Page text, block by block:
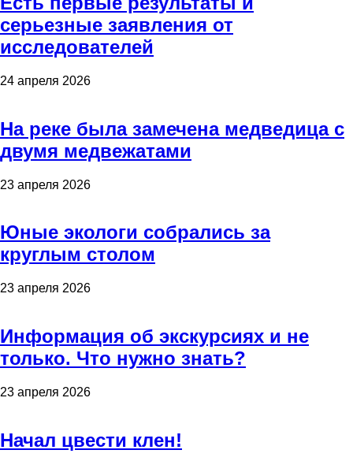
серьезные заявления от
исследователей
24 апреля 2026
На реке была замечена медведица с
двумя медвежатами
23 апреля 2026
Юные экологи собрались за
круглым столом
23 апреля 2026
Информация об экскурсиях и не
только. Что нужно знать?
23 апреля 2026
Начал цвести клен!